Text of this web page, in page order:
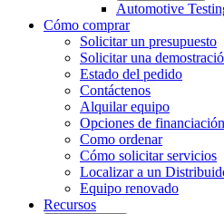
Automotive
Cómo comprar
Solicitar un presupuesto
Solicitar una
Estado del pedido
Contáctenos
Alquilar equipo
Opciones de financiación
Como ordenar
Cómo solicitar servicios
Localizar a un
Equipo renovado
Recursos